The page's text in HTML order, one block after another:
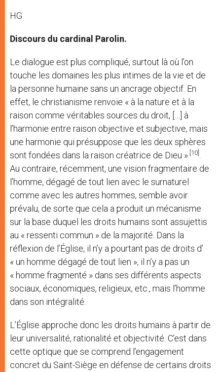
HG
Discours du cardinal Parolin.
Le dialogue est plus compliqué, surtout là où l’on
touche les domaines les plus intimes de la vie et de
la personne humaine sans un ancrage objectif. En
effet, le christianisme renvoie « à la nature et à la
raison comme véritables sources du droit, […] à
l’harmonie entre raison objective et subjective, mais
une harmonie qui présuppose que les deux sphères
sont fondées dans la raison créatrice de Dieu » [10]
Au contraire, récemment, une vision fragmentaire de
l’homme, dégagé de tout lien avec le surnaturel
comme avec les autres hommes, semble avoir
prévalu, de sorte que cela a produit un mécanisme
sur la base duquel les droits humains sont assujettis
au « ressenti commun » de la majorité. Dans la
réflexion de l’Église, il n’y a pourtant pas de droits d’
« un homme dégagé de tout lien », il n’y a pas un
« homme fragmenté » dans ses différents aspects
sociaux, économiques, religieux, etc., mais l’homme
dans son intégralité.
L’Église approche donc les droits humains à partir de
leur universalité, rationalité et objectivité. C’est dans
cette optique que se comprend l’engagement
concret du Saint-Siège en défense de certains droits